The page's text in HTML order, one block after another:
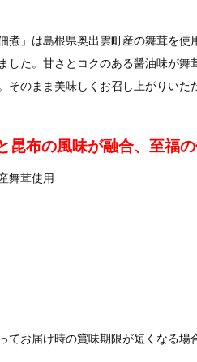
煮」は島根県奥出雲町産の舞茸を
した。甘さとコクのある醤油味が
そのまま美味しくお召し上がりい
昆布の風味が融合、至福
舞茸使用
てお届け時の賞味期限が短くなる場